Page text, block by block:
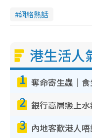
網絡熱話
港生活人
1
2
3